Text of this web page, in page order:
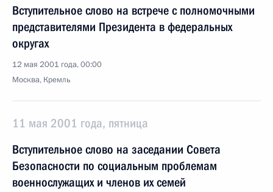
Вступительное слово на встрече с полномочными
представителями Президента в федеральных
округах
12 мая 2001 года, 00:00
Москва, Кремль
11 мая 2001 года, пятница
Вступительное слово на заседании Совета
Безопасности по социальным проблемам
военнослужащих и членов их семей